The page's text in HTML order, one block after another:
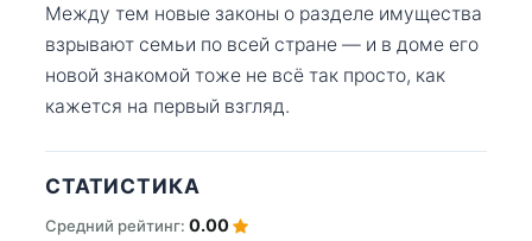
Между тем новые законы о разделе имущества
взрывают семьи по всей стране — и в доме его
новой знакомой тоже не всё так просто, как
кажется на первый взгляд.
СТАТИСТИКА
Средний рейтинг: 0.00